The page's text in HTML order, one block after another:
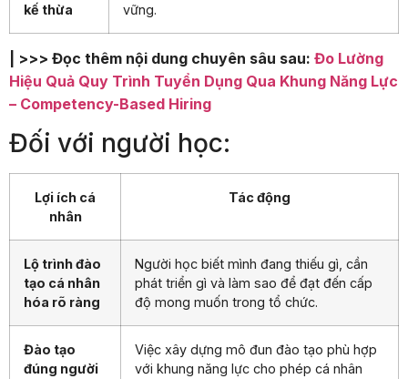
kế thừa
vững.
| >>> Đọc thêm nội dung chuyên sâu sau: Đo Lường
Hiệu Quả Quy Trình Tuyển Dụng Qua Khung Năng Lực
– Competency-Based Hiring
Đối với người học:
Lợi ích cá
nhân
Tác động
Lộ trình đào
tạo cá nhân
hóa rõ ràng
Người học biết mình đang thiếu gì, cần
phát triển gì và làm sao để đạt đến cấp
độ mong muốn trong tổ chức.
Đào tạo
đúng người
Việc xây dựng mô đun đào tạo phù hợp
với khung năng lực cho phép cá nhân